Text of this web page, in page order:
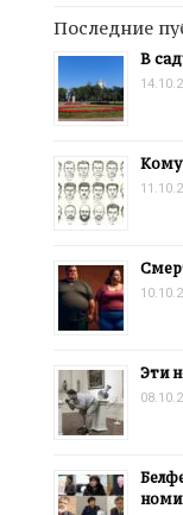
Последние
В
Кому
Эти